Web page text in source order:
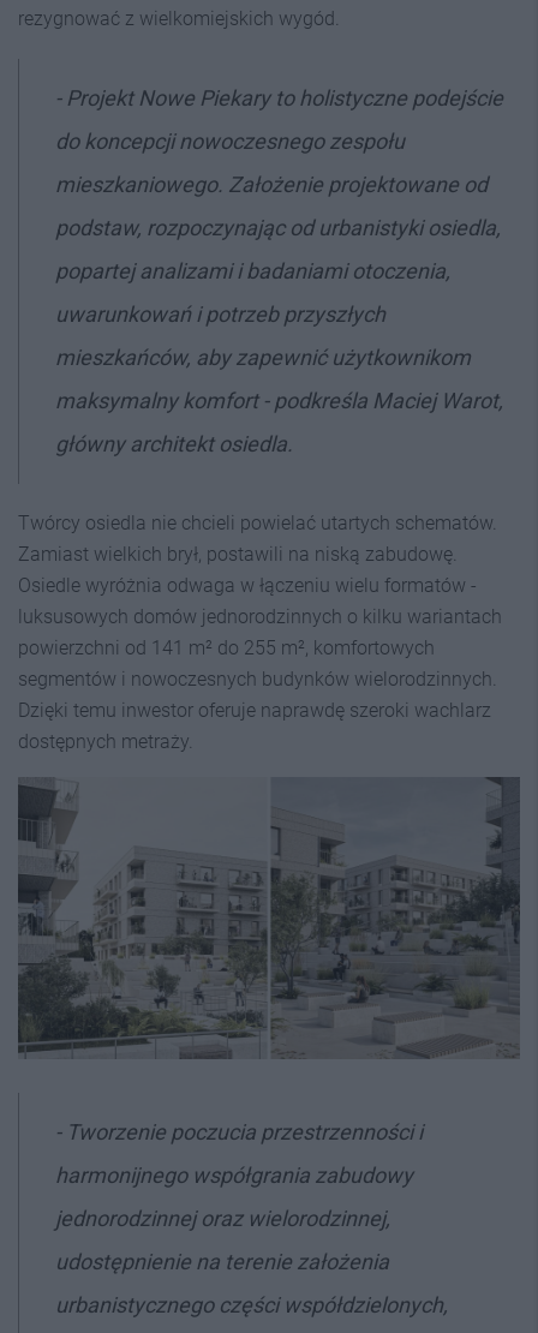
rezygnować z wielkomiejskich wygód.
- Projekt Nowe Piekary to holistyczne podejście
do koncepcji nowoczesnego zespołu
mieszkaniowego. Założenie projektowane od
podstaw, rozpoczynając od urbanistyki osiedla,
popartej analizami i badaniami otoczenia,
uwarunkowań i potrzeb przyszłych
mieszkańców, aby zapewnić użytkownikom
maksymalny komfort - podkreśla Maciej Warot,
główny architekt osiedla.
Twórcy osiedla nie chcieli powielać utartych schematów.
Zamiast wielkich brył, postawili na niską zabudowę.
Osiedle wyróżnia odwaga w łączeniu wielu formatów -
luksusowych domów jednorodzinnych o kilku wariantach
powierzchni od 141 m² do 255 m², komfortowych
segmentów i nowoczesnych budynków wielorodzinnych.
Dzięki temu inwestor oferuje naprawdę szeroki wachlarz
dostępnych metraży.
- Tworzenie poczucia przestrzenności i
harmonijnego współgrania zabudowy
jednorodzinnej oraz wielorodzinnej,
udostępnienie na terenie założenia
urbanistycznego części współdzielonych,